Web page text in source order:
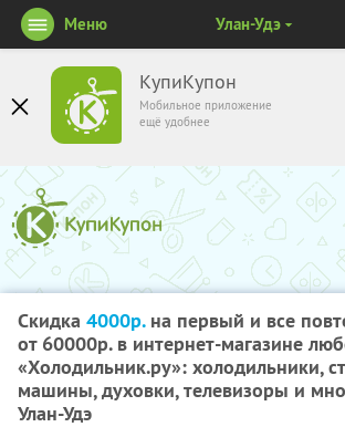
КупиКупон
Мобильное приложение
ещё удобнее
Меню Улан-Удэ
Скидка 4000р.на первый и все
от 60000р. в интернет-магазине
«Холодильник.ру»: холодильники,
машины, духовки, телевизоры и
Улан-Удэ